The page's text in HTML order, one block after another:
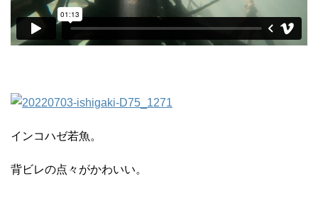
インコハゼ若魚。
背ビレの点々がかわいい。